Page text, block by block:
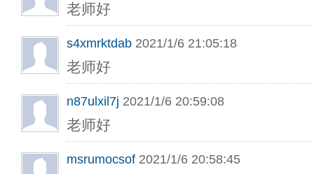
老师好
s4xmrktdab 2021/1/6 21:05:18
老师好
n87ulxil7j 2021/1/6 20:59:08
老师好
msrumocsof 2021/1/6 20:58:45